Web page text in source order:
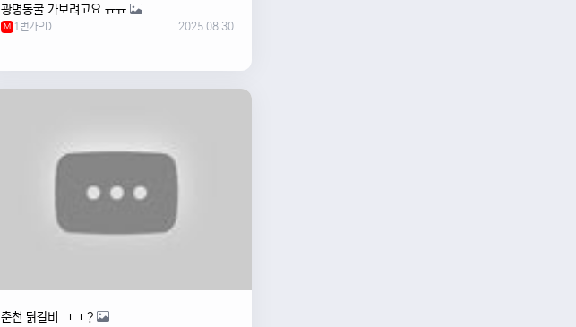
광명동굴 가보려고요 ㅠㅠ
M 1번가PD 2025.08.30
춘천 닭갈비 ㄱㄱ ?